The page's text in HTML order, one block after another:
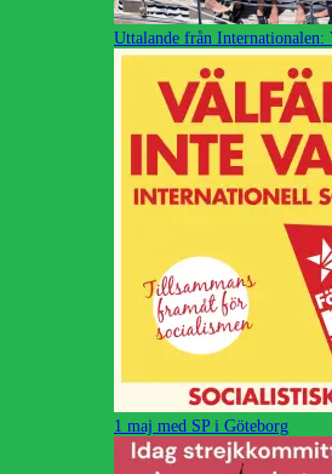
Uttalande från Internationalen:
1 maj med SP i Göteborg